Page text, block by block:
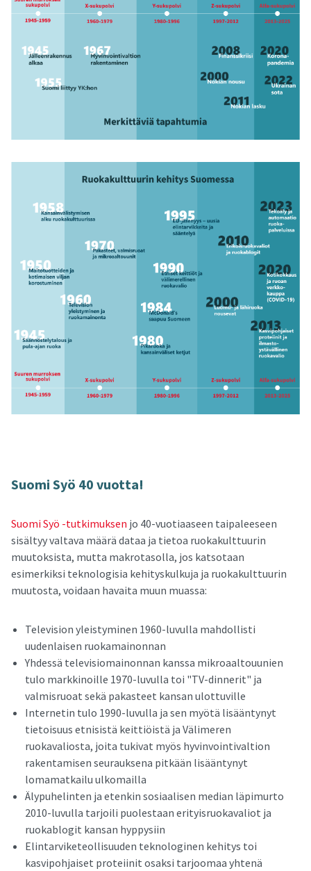
Suomi Syö 40 vuot­ta!
Suomi Syö -tutkimuksen jo 40-vuotiaaseen taipaleeseen
sisältyy valtava määrä dataa ja tietoa ruokakulttuurin
muutoksista, mutta makrotasolla, jos katsotaan
esimerkiksi teknologisia kehityskulkuja ja ruokakulttuurin
muutosta, voidaan havaita muun muassa:
Television yleistyminen 1960-luvulla mahdollisti
uudenlaisen ruokamainonnan
Yhdessä televisiomainonnan kanssa mikroaaltouunien
tulo markkinoille 1970-luvulla toi "TV-dinnerit" ja
valmisruoat sekä pakasteet kansan ulottuville
Internetin tulo 1990-luvulla ja sen myötä lisääntynyt
tietoisuus etnisistä keittiöistä ja Välimeren
ruokavaliosta, joita tukivat myös hyvinvointivaltion
rakentamisen seurauksena pitkään lisääntynyt
lomamatkailu ulkomailla
Älypuhelinten ja etenkin sosiaalisen median läpimurto
2010-luvulla tarjoili puolestaan erityisruokavaliot ja
ruokablogit kansan hyppysiin
Elintarviketeollisuuden teknologinen kehitys toi
kasvipohjaiset proteiinit osaksi tarjoomaa yhtenä